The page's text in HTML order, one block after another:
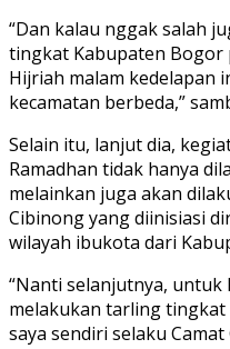
“Dan kalau nggak salah
tingkat Kabupaten Bogor
Hijriah malam kedelapan
kecamatan berbeda,”
Selain itu, lanjut dia,
Ramadhan tidak hanya
melainkan juga akan
Cibinong yang diinisiasi
wilayah ibukota dari
“Nanti selanjutnya, untuk
melakukan tarling tingkat
saya sendiri selaku Camat